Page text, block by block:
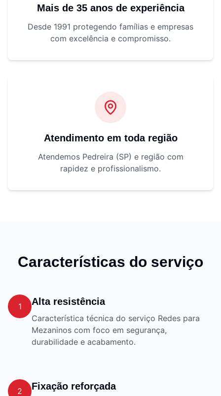
Mais de 35 anos de experiência
Desde 1991 protegendo famílias e empresas
com excelência e compromisso.
Atendimento em toda região
Atendemos Pedreira (SP) e região com
rapidez e profissionalismo.
Características do serviço
1 Alta resistência
Característica técnica do serviço Redes para
Mezaninos com foco em segurança,
durabilidade e acabamento.
2 Fixação reforçada